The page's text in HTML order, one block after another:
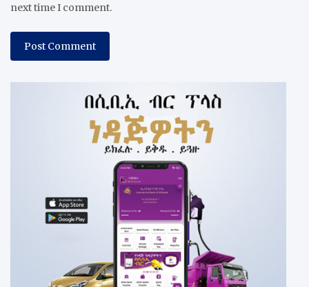
next time I comment.